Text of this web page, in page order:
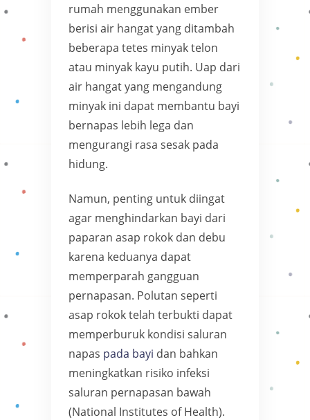
rumah menggunakan ember
berisi air hangat yang ditambah
beberapa tetes minyak telon
atau minyak kayu putih. Uap dari
air hangat yang mengandung
minyak ini dapat membantu bayi
bernapas lebih lega dan
mengurangi rasa sesak pada
hidung.
Namun, penting untuk diingat
agar menghindarkan bayi dari
paparan asap rokok dan debu
karena keduanya dapat
memperparah gangguan
pernapasan. Polutan seperti
asap rokok telah terbukti dapat
memperburuk kondisi saluran
napas pada bayi dan bahkan
meningkatkan risiko infeksi
saluran pernapasan bawah
(National Institutes of Health).